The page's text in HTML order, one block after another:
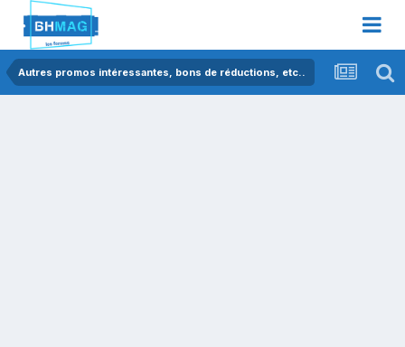
Autres promos intéressantes, bons de réductions, etc..